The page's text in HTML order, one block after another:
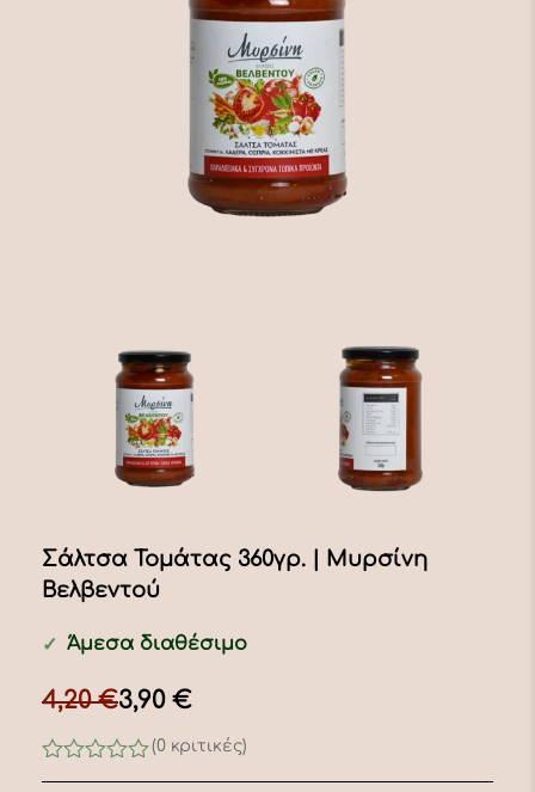
Σάλτσα Τομάτας 360γρ. | Μυρσίνη
Βελβεντού
✓ Άμεσα διαθέσιμο
4,20€
Original
price
3,90 €
Η
τρέχουσα
0
(0 κριτικές)